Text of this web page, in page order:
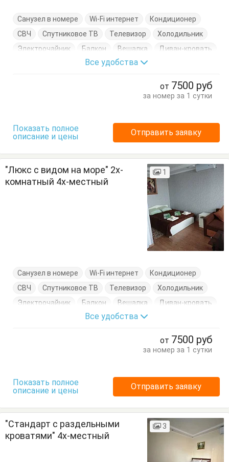
Санузел в номере Wi-Fi интернет
Кондиционер
СВЧ
Спутниковое ТВ Телевизор
Холодильник
Электрочайник
Балкон Вешалка
Диван-кровать
Журнальный столик
Кровать двуспальная
Все удобства
от 7500 руб
за номер за 1 сутки
Показать полное
описание и цены
Отправить заявку
"Люкс с видом на море" 2х-
комнатный 4х-местный
1
Санузел в номере Wi-Fi интернет
Кондиционер
СВЧ
Спутниковое ТВ Телевизор
Холодильник
Электрочайник
Балкон Вешалка
Диван-кровать
Журнальный столик
Кровать двуспальная
Все удобства
от 7500 руб
за номер за 1 сутки
Показать полное
описание и цены
Отправить заявку
"Стандарт с раздельными
кроватями" 4х-местный
3